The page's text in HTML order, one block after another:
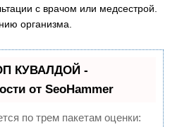
с врачом или медсестрой.
организма.
КУВАЛДОЙ -
от SeoHammer
по трем пакетам оценки: